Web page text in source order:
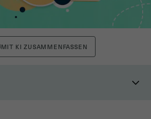
MIT KI ZUSAMMENFASSEN